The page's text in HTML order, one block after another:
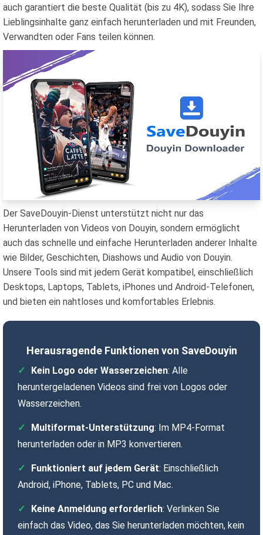
auch garantiert die beste Qualität (bis zu 4K), sodass Sie Ihre
Lieblingsinhalte ganz einfach herunterladen und mit Freunden,
Verwandten oder Fans teilen können.
Der SaveDouyin-Dienst unterstützt nicht nur das
Herunterladen von Videos von Douyin, sondern ermöglicht
auch das schnelle und einfache Herunterladen anderer Inhalte
wie Bilder, Geschichten, Diashows und Audio von Douyin.
Unsere Tools sind mit jedem Gerät kompatibel, einschließlich
Desktops, Laptops, Tablets, iPhones und Android-Telefonen,
und bieten ein nahtloses und komfortables Erlebnis.
Herausragende Funktionen von SaveDouyin
Kein Logo oder Wasserzeichen: Alle
heruntergeladenen Videos sind frei von Logos oder
Wasserzeichen.
Multiformat-Unterstützung: Im MP4-Format
herunterladen oder in MP3 konvertieren.
Funktioniert auf jedem Gerät: Einschließlich
Android, iPhone, Tablets, PC und Mac.
Keine Anmeldung erforderlich: Verlinken Sie
einfach das Video, das Sie herunterladen möchten, kein